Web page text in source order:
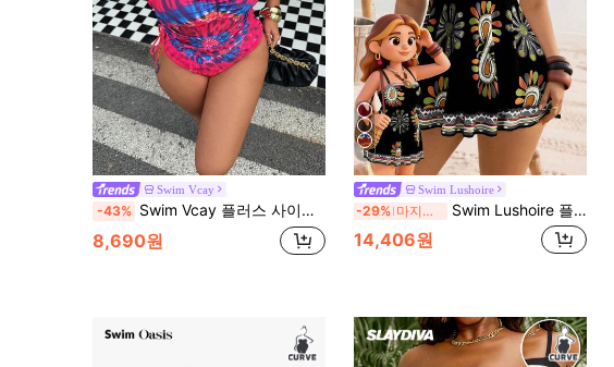
Swim Vcay
-43% Swim Vcay 플러스 사이즈 탱크니 수영복 2피스 세트, 일상복을 위한 미니멀리스트 디자인, 여성 여름 해변 의상
8,690원
11
Swim Lushoire
-29% 마지막 3일 Swim Lushoire 플러스 사이즈 미니멀리스트 탱크 비키니 2피스 세트, 여성 여름 해변 휴가 복장
14,406원